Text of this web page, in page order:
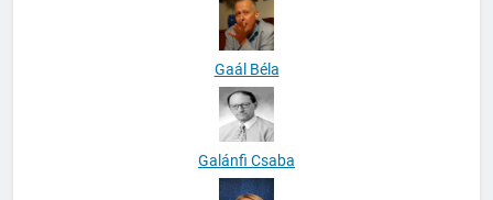
Gaál Béla
Galánfi Csaba